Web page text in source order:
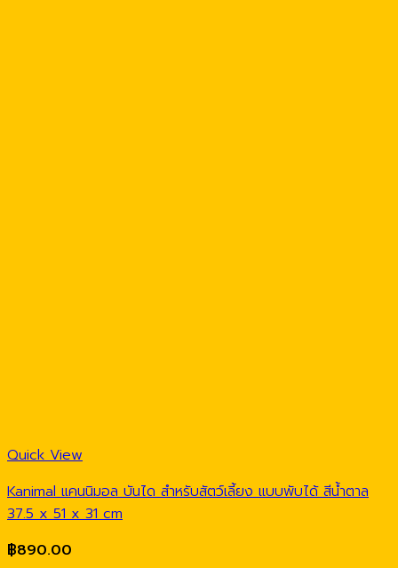
Quick View
Kanimal แคนนิมอล บันได สำหรับสัตว์เลี้ยง แบบพับได้ สีน้ำตาล
37.5 x 51 x 31 cm
฿890.00